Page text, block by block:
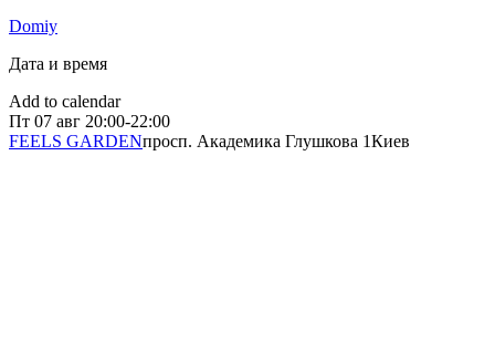
Domiy
Дата и время
Add to calendar
Пт 07 авг 20:00-22:00
FEELS GARDENпросп. Академика Глушкова 1Киев